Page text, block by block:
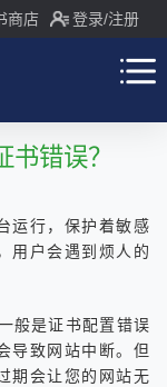
商店 登录/注册
错误？
运行，保护着敏感
用户会遇到烦人的
般是证书配置错误
导致网站中断。但
期会让您的网站无